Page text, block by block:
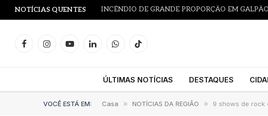
NOTÍCIAS QUENTES WordPress.org blog: WordPress 7.1 Release
FacebookInstagramYouTubeLinkedInWhatsAppTikTok
ÚLTIMAS NOTÍCIAS DESTAQUES
VOCÊ ESTÁ EM: Casa » NOTÍCIAS DA REGIÃO » 9 shows de rock